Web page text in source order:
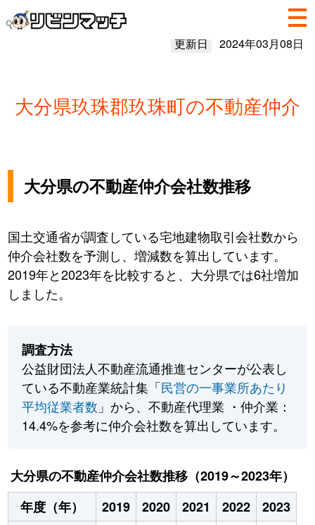
更新日 2024年03月08日
大分県玖珠郡玖珠町の不動産仲介
大分県の不動産仲介会社数推移
国土交通省が調査している宅地建物取引会社数から
仲介会社数を予測し、増減数を算出しています。
2019年と2023年を比較すると、大分県では6社増加
しました。
調査方法
公益財団法人不動産流通推進センターが公表し
ている不動産業統計集「民営の一事業所あたり
平均従業者数 」から、不動産代理業 ・仲介業：
14.4%を参考に仲介会社数を算出しています。
大分県の不動産仲介会社数推移（2019～2023年）
年度（年）
2019 2020 2021 2022
2023